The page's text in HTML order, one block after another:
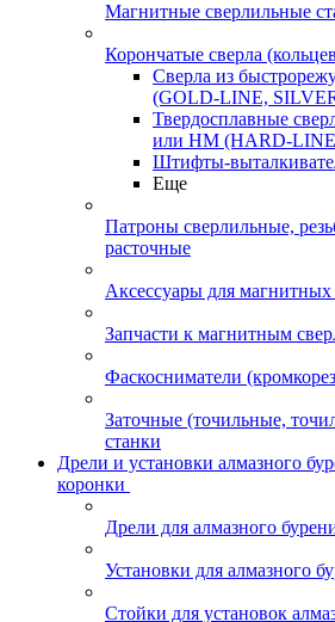
Магнитные сверлильные
Корончатые сверла
Сверла из
(GOLD-LINE,
Твердосплавные
или HM (HARD-
Штифты-
Еще
Патроны сверлильные,
расточные
Аксессуары для магнитных
Запчасти к магнитным
Фаскосниматели
Заточные (точильные,
станки
Дрели и установки алмазного
коронки
Дрели для алмазного
Установки для алмазного
Стойки для установок